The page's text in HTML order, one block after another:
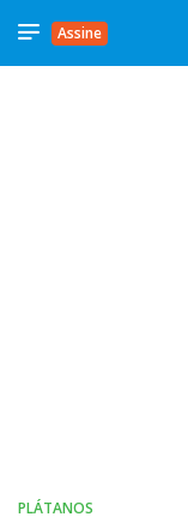
Assine
PLÁTANOS